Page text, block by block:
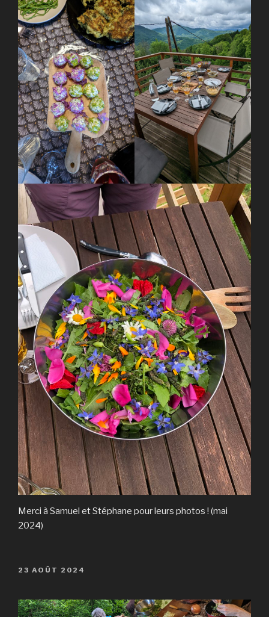
Merci à Samuel et Stéphane pour leurs photos ! (mai
2024)
PUBLIÉ
23 AOÛT 2024